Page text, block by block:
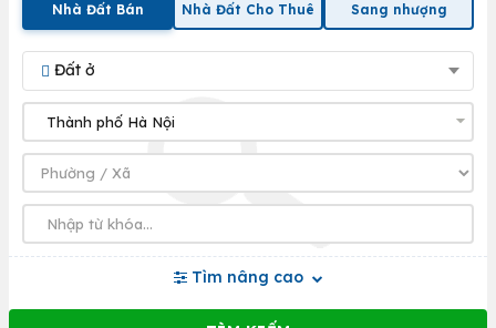
Nhà Đất Bán Nhà Đất Cho Thuê Sang nhượng
Đất ở
Tìm nâng cao